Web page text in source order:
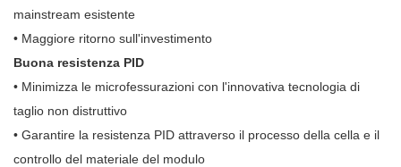
mainstream esistente
• Maggiore ritorno sull'investimento
Buona resistenza PID
• Minimizza le microfessurazioni con l'innovativa tecnologia di
taglio non distruttivo
• Garantire la resistenza PID attraverso il processo della cella e il
controllo del materiale del modulo